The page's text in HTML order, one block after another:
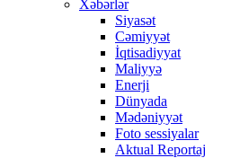
Xəbərlər
Siyasət
Cəmiyyət
İqtisadiyyat
Maliyyə
Enerji
Dünyada
Mədəniyyət
Foto sessiyalar
Aktual Reportaj